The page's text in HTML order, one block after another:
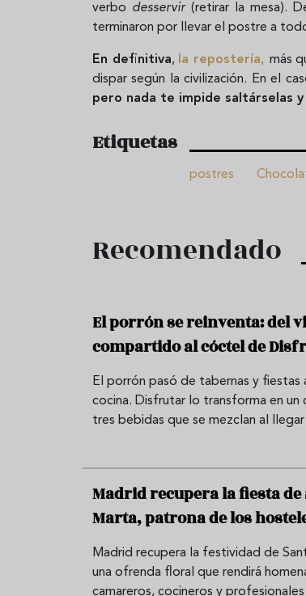
verbo desservir(retirar la mesa).
terminaron por llevar el postre a
En definitiva, la repostería, más
dispar según la civilización. En el
pero nada te impide saltárselas
Etiquetas
postres
Recomendado
El porrón se reinventa: del
compartido al cóctel de
El porrón pasó de tabernas y fiestas
cocina. Disfrutar lo transforma en un
tres bebidas que se mezclan al llegar
Madrid recupera la fiesta de
Marta, patrona de los
Madrid recupera la festividad de
una ofrenda floral que rendirá
camareros, cocineros y